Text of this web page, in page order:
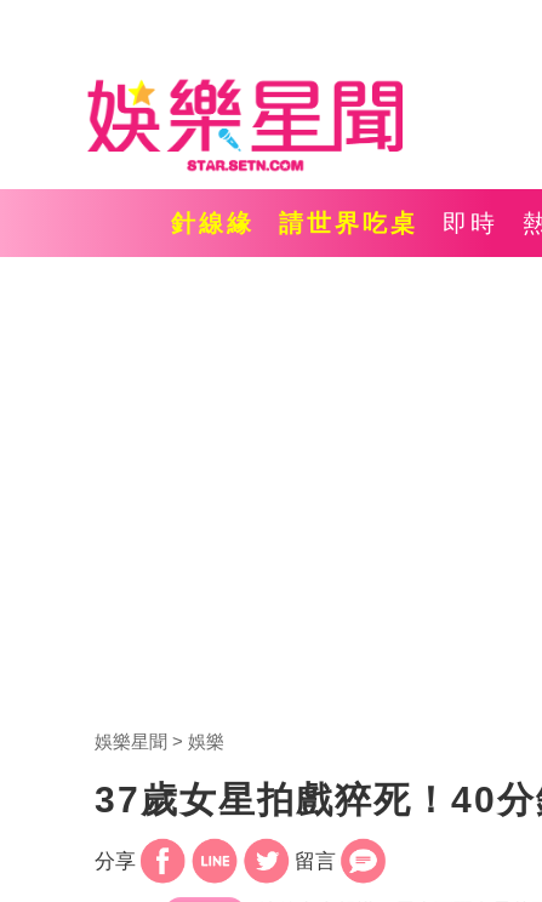
針線緣 請世界吃桌 即時
娛樂星聞 娛樂
37歲女星拍戲猝死！40
分享 留言